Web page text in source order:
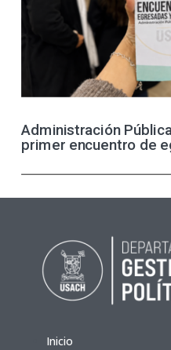
Administración
primer encuentro de
Inicio